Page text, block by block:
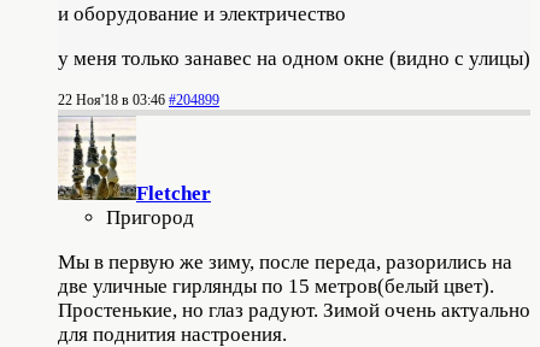
и оборудование и электричество
у меня только занавес на одном окне (видно с улицы)
22 Ноя'18 в 03:46 #204899
Fletcher
Пригород
Мы в первую же зиму, после переда, разорились на
две уличные гирлянды по 15 метров(белый цвет).
Простенькие, но глаз радуют. Зимой очень актуально
для поднития настроения.